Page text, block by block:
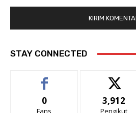
STAY CONNECTED
0
Fans
3,912
Pengikut